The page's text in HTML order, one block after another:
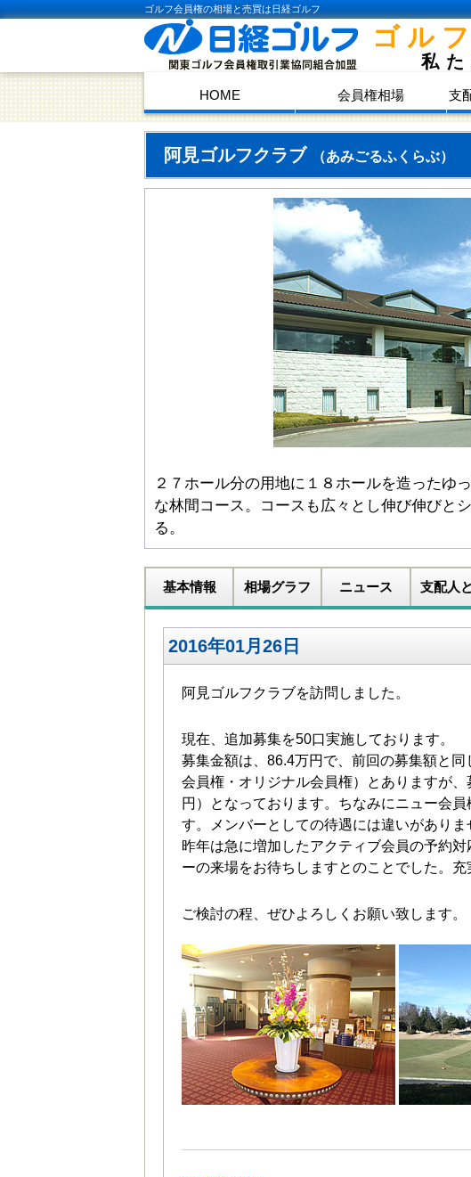
ゴルフ会員権の相場と売買は日経ゴルフ
ゴル
私
HOME 会員権相場 支
阿見ゴルフクラブ （あみごるふくらぶ）
２７ホール分の用地に１８ホールを造ったゆ
な林間コース。コースも広々とし伸び伸びと
る。
基本情報 相場グラフ ニュース 支配人
2016年01月26日
阿見ゴルフクラブを訪問しました。
現在、追加募集を50口実施しております。
募集金額は、86.4万円で、前回の募集額と
会員権・オリジナル会員権）とありますが
円）となっております。ちなみにニュー会
す。メンバーとしての待遇には違いがありま
昨年は急に増加したアクティブ会員の予約
ーの来場をお待ちしますとのことでした。
ご検討の程、ぜひよろしくお願い致します。